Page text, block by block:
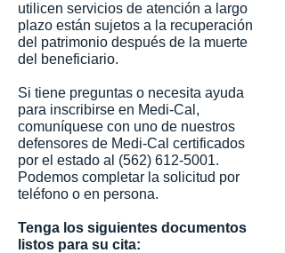
utilicen servicios de atención a largo
plazo están sujetos a la recuperación
del patrimonio después de la muerte
del beneficiario.
Si tiene preguntas o necesita ayuda
para inscribirse en Medi-Cal,
comuníquese con uno de nuestros
defensores de Medi-Cal certificados
por el estado al (562) 612-5001.
Podemos completar la solicitud por
teléfono o en persona.
Tenga los siguientes documentos
listos para su cita: